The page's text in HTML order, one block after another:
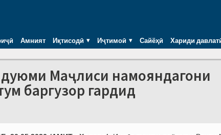
Амният Иқтисодӣ Иҷтимоӣ Сайёҳӣ Хариди
дуюми Маҷлиси намояндагони
баргузор гардид